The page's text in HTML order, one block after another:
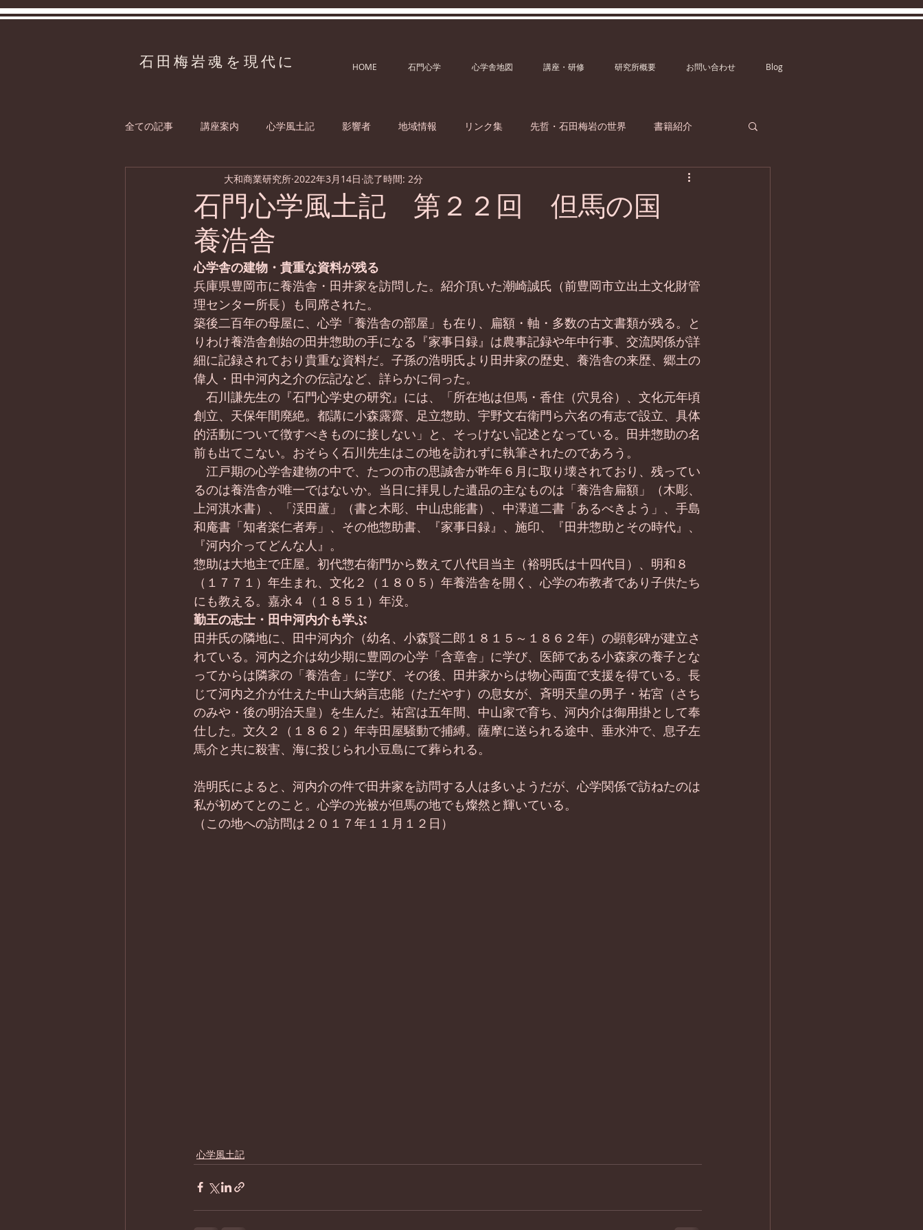
石田梅岩魂を現代に HOME 石門心学 心学舎地図 講座・研修 研究所概要 お問い合わせ Blog
全ての記事 講座案内 心学風土記 影響者 地域情報 リンク集 先哲・石田梅岩の世界 書籍紹介
石門心学風土記 第２２回 但馬の国
養浩舎
大和商業研究所 2022年3月14日 読了時間: 2分
心学舎の建物・貴重な資料が残る
兵庫県豊岡市に養浩舎・田井家を訪問した。紹介頂いた潮崎誠氏（前豊岡市立出土文化財管
理センター所長）も同席された。
築後二百年の母屋に、心学「養浩舎の部屋」も在り、扁額・軸・多数の古文書類が残る。と
りわけ養浩舎創始の田井惣助の手になる『家事日録』は農事記録や年中行事、交流関係が詳
細に記録されており貴重な資料だ。子孫の浩明氏より田井家の歴史、養浩舎の来歴、郷土の
偉人・田中河内之介の伝記など、詳らかに伺った。
石川謙先生の『石門心学史の研究』には、「所在地は但馬・香住（穴見谷）、文化元年頃
創立、天保年間廃絶。都講に小森露齋、足立惣助、宇野文右衛門ら六名の有志で設立、具体
的活動について徴すべきものに接しない」と、そっけない記述となっている。田井惣助の名
前も出てこない。おそらく石川先生はこの地を訪れずに執筆されたのであろう。
江戸期の心学舎建物の中で、たつの市の思誠舎が昨年６月に取り壊されており、残ってい
るのは養浩舎が唯一ではないか。当日に拝見した遺品の主なものは「養浩舎扁額」（木彫、
上河淇水書）、「渓田蘆」（書と木彫、中山忠能書）、中澤道二書「あるべきよう」、手島
和庵書「知者楽仁者寿」、その他惣助書、『家事日録』、施印、『田井惣助とその時代』、
『河内介ってどんな人』。
惣助は大地主で庄屋。初代惣右衛門から数えて八代目当主（裕明氏は十四代目）、明和８
（１７７１）年生まれ、文化２（１８０５）年養浩舎を開く、心学の布教者であり子供たち
にも教える。嘉永４（１８５１）年没。
勤王の志士・田中河内介も学ぶ
田井氏の隣地に、田中河内介（幼名、小森賢二郎１８１５～１８６２年）の顕彰碑が建立さ
れている。河内之介は幼少期に豊岡の心学「含章舎」に学び、医師である小森家の養子とな
ってからは隣家の「養浩舎」に学び、その後、田井家からは物心両面で支援を得ている。長
じて河内之介が仕えた中山大納言忠能（ただやす）の息女が、斉明天皇の男子・祐宮（さち
のみや・後の明治天皇）を生んだ。祐宮は五年間、中山家で育ち、河内介は御用掛として奉
仕した。文久２（１８６２）年寺田屋騒動で捕縛。薩摩に送られる途中、垂水沖で、息子左
馬介と共に殺害、海に投じられ小豆島にて葬られる。
浩明氏によると、河内介の件で田井家を訪問する人は多いようだが、心学関係で訪ねたのは
私が初めてとのこと。心学の光被が但馬の地でも燦然と輝いている。
（この地への訪問は２０１７年１１月１２日）
心学風土記